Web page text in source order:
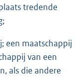
tredende
een maatschappij
van een
als die andere